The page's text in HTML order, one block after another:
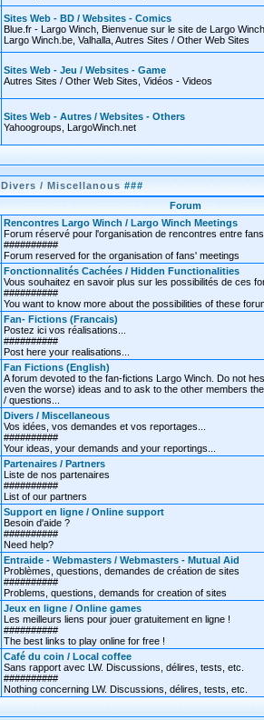
Sites Web - BD / Websites - Comics
Blue.fr - Largo Winch, Bienvenue sur le site de Largo
Largo Winch.be, Valhalla, Autres Sites / Other Web Sites
Sites Web - Jeu / Websites - Game
Autres Sites / Other Web Sites, Vidéos - Videos
Sites Web - Autres / Websites - Others
Yahoogroups, LargoWinch.net
Divers / Miscellanous ###
Forum
Rencontres Largo Winch / Largo Winch Meetings
Forum réservé pour l'organisation de rencontres entre fans
##########
Forum reserved for the organisation of fans' meetings
Fonctionnalités Cachées / Hidden Functionalities
Vous souhaitez en savoir plus sur les possibilités de ces
##########
You want to know more about the possibilities of these
Fan- Fictions (Francais)
Postez ici vos réalisations...
##########
Post here your realisations...
Fan Fictions (English)
A forum devoted to the fan-fictions Largo Winch. Do not
even the worse) ideas and to ask to the other members
/ questions...
Divers / Miscellaneous
Vos idées, vos demandes et vos reportages...
##########
Your ideas, your demands and your reportings...
Partenaires / Partners
Liste de nos partenaires
##########
List of our partners
Support en ligne / Online support
Besoin d'aide ?
##########
Need help?
Entraide - Webmasters / Webmasters - Mutual Aid
Problèmes, questions, demandes de création de sites
##########
Problems, questions, demands for creation of sites
Jeux en ligne / Online games
Les meilleurs liens pour jouer gratuitement en ligne !
##########
The best links to play online for free !
Café du coin / Local coffee
Sans rapport avec LW. Discussions, délires, tests, etc.
##########
Nothing concerning LW. Discussions, délires, tests, etc.